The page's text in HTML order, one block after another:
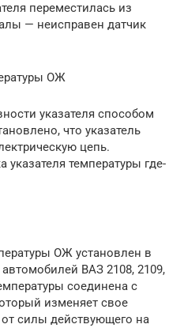
переместилась из
— неисправен датчик
ОЖ
указателя способом
что указатель
цепь.
температуры где-
ОЖ установлен в
ВАЗ 2108, 2109,
соединена с
изменяет свое
силы действующего на